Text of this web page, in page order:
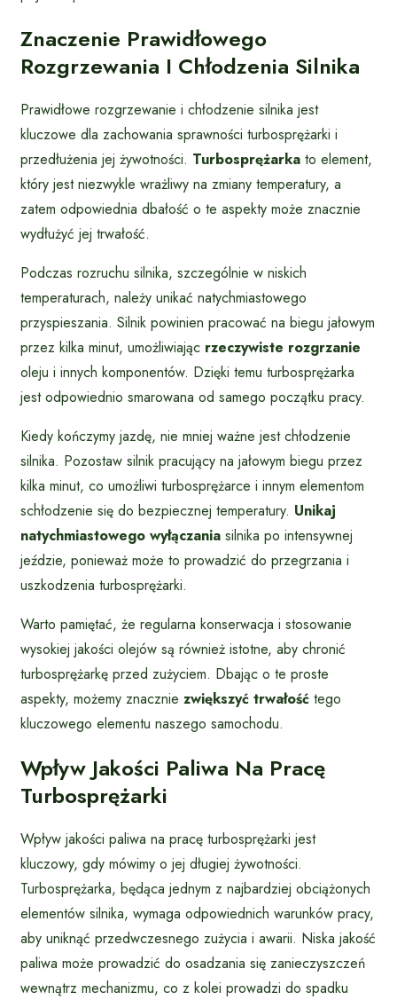
Znaczenie Prawidłowego
Rozgrzewania I Chłodzenia Silnika
Prawidłowe rozgrzewanie i chłodzenie silnika jest
kluczowe dla zachowania sprawności turbosprężarki i
przedłużenia jej żywotności. Turbosprężarka to element,
który jest niezwykle wrażliwy na zmiany temperatury, a
zatem odpowiednia dbałość o te aspekty może znacznie
wydłużyć jej trwałość.
Podczas rozruchu silnika, szczególnie w niskich
temperaturach, należy unikać natychmiastowego
przyspieszania. Silnik powinien pracować na biegu jałowym
przez kilka minut, umożliwiając rzeczywiste rozgrzanie
oleju i innych komponentów. Dzięki temu turbosprężarka
jest odpowiednio smarowana od samego początku pracy.
Kiedy kończymy jazdę, nie mniej ważne jest chłodzenie
silnika. Pozostaw silnik pracujący na jałowym biegu przez
kilka minut, co umożliwi turbosprężarce i innym elementom
schłodzenie się do bezpiecznej temperatury. Unikaj
natychmiastowego wyłączania silnika po intensywnej
jeździe, ponieważ może to prowadzić do przegrzania i
uszkodzenia turbosprężarki.
Warto pamiętać, że regularna konserwacja i stosowanie
wysokiej jakości olejów są również istotne, aby chronić
turbosprężarkę przed zużyciem. Dbając o te proste
aspekty, możemy znacznie zwiększyć trwałość tego
kluczowego elementu naszego samochodu.
Wpływ Jakości Paliwa Na Pracę
Turbosprężarki
Wpływ jakości paliwa na pracę turbosprężarki jest
kluczowy, gdy mówimy o jej długiej żywotności.
Turbosprężarka, będąca jednym z najbardziej obciążonych
elementów silnika, wymaga odpowiednich warunków pracy,
aby uniknąć przedwczesnego zużycia i awarii. Niska jakość
paliwa może prowadzić do osadzania się zanieczyszczeń
wewnątrz mechanizmu, co z kolei prowadzi do spadku